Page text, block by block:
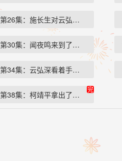
第26集：施长生对云弘深说如果…
第30集：闻夜鸣来到了昨天云弘…
第34集：云弘深看着手中的卷宗…
第38集：柯靖平拿出了一张照片…
完